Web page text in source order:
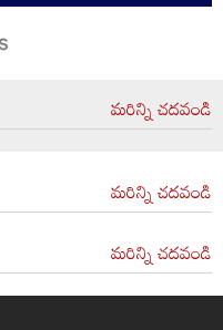
మరిన్ని చదవండి
మరిన్ని చదవండి
మరిన్ని చదవండి